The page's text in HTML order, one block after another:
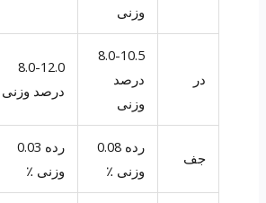
وزنی
در
8.0-10.5
درصد
وزنی
8.0-12.0
درصد وزنی
جف
رده 0.08
وزنی ٪
رده 0.03
وزنی ٪